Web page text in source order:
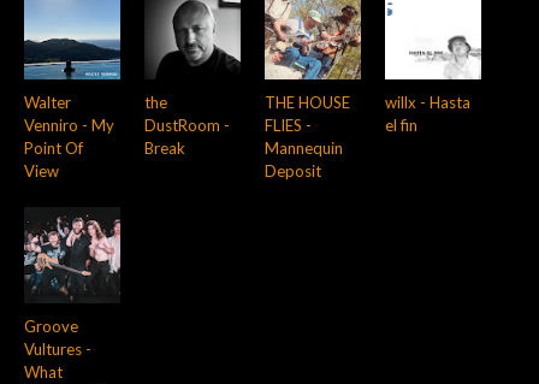
Walter
Venniro - My
Point Of
View
the
DustRoom -
Break
THE HOUSE
FLIES -
Mannequin
Deposit
willx - Hasta
el fin
Groove
Vultures -
What